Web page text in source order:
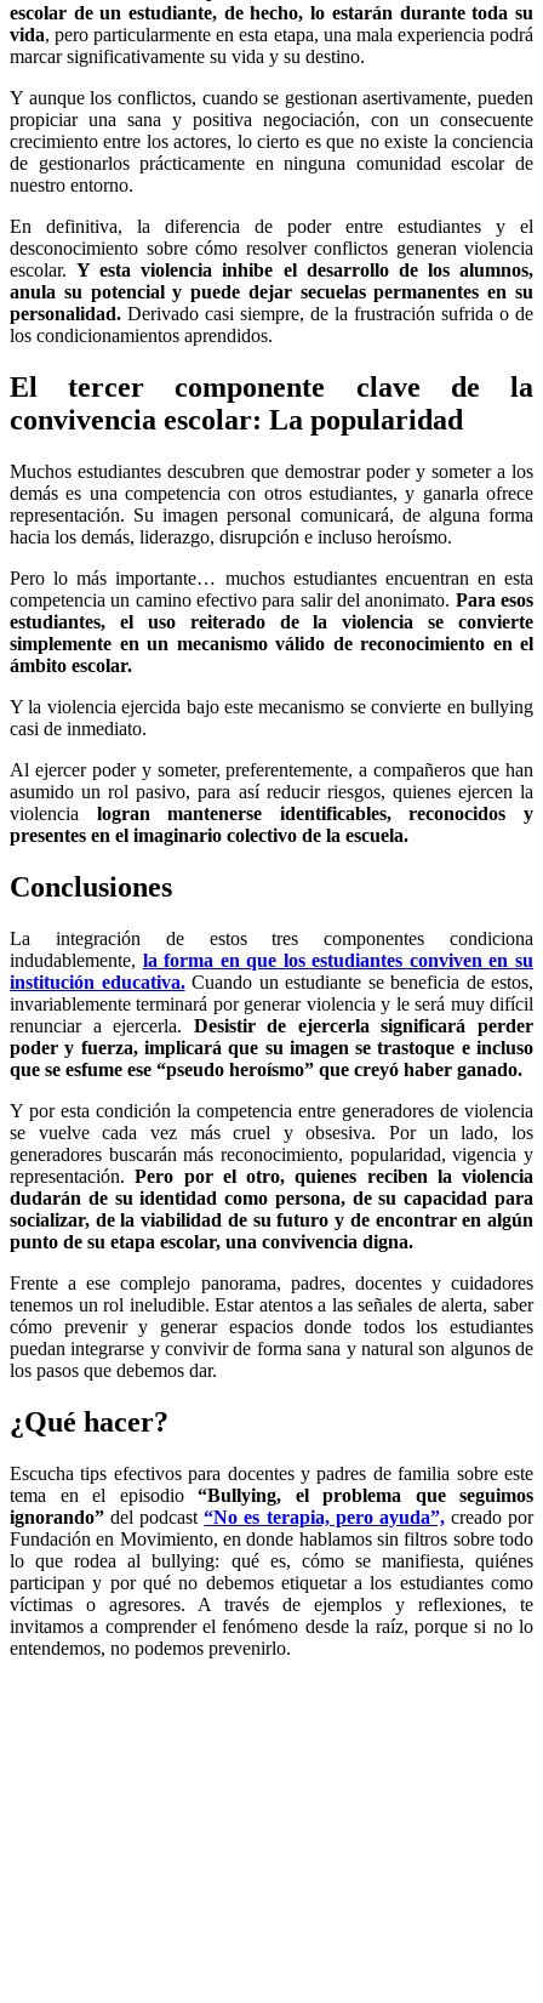
escolar de un estudiante, de hecho, lo estarán durante toda su
vida, pero particularmente en esta etapa, una mala experiencia podrá
marcar significativamente su vida y su destino.
Y aunque los conflictos, cuando se gestionan asertivamente, pueden
propiciar una sana y positiva negociación, con un consecuente
crecimiento entre los actores, lo cierto es que no existe la conciencia
de gestionarlos prácticamente en ninguna comunidad escolar de
nuestro entorno.
En definitiva, la diferencia de poder entre estudiantes y el
desconocimiento sobre cómo resolver conflictos generan violencia
escolar.Y esta violencia inhibe el desarrollo de los alumnos,
anula su potencial y puede dejar secuelas permanentes en su
personalidad. Derivado casi siempre, de la frustración sufrida o de
los condicionamientos aprendidos.
El tercer componente clave de la
convivencia escolar: La popularidad
Muchos estudiantes descubren que demostrar poder y someter a los
demás es una competencia con otros estudiantes, y ganarla ofrece
representación. Su imagen personal comunicará, de alguna forma
hacia los demás, liderazgo, disrupción e incluso heroísmo.
Pero lo más importante… muchos estudiantes encuentran en esta
competencia un camino efectivo para salir del anonimato. Para esos
estudiantes, el uso reiterado de la violencia se convierte
simplemente en un mecanismo válido de reconocimiento en el
ámbito escolar.
Y la violencia ejercida bajo este mecanismo se convierte en bullying
casi de inmediato.
Al ejercer poder y someter, preferentemente, a compañeros que han
asumido un rol pasivo, para así reducir riesgos, quienes ejercen la
violencia logran mantenerse identificables, reconocidos y
presentes en el imaginario colectivo de la escuela.
Conclusiones
La integración de estos tres componentes condiciona
indudablemente, la forma en que los estudiantes conviven en su
institución educativa.Cuando un estudiante se beneficia de estos,
invariablemente terminará por generar violencia y le será muy difícil
renunciar a ejercerla. Desistir de ejercerla significará perder
poder y fuerza, implicará que su imagen se trastoque e incluso
que se esfume ese “pseudo heroísmo” que creyó haber ganado.
Y por esta condición la competencia entre generadores de violencia
se vuelve cada vez más cruel y obsesiva. Por un lado, los
generadores buscarán más reconocimiento, popularidad, vigencia y
representación.Pero por el otro, quienes reciben la violencia
dudarán de su identidad como persona, de su capacidad para
socializar, de la viabilidad de su futuro y de encontrar en algún
punto de su etapa escolar, una convivencia digna.
Frente a ese complejo panorama, padres, docentes y cuidadores
tenemos un rol ineludible. Estar atentos a las señales de alerta, saber
cómo prevenir y generar espacios donde todos los estudiantes
puedan integrarse y convivir de forma sana y natural son algunos de
los pasos que debemos dar.
¿Qué hacer?
Escucha tips efectivos para docentes y padres de familia sobre este
tema en el episodio “Bullying, el problema que seguimos
ignorando” del podcast“No es terapia, pero ayuda”,creado por
Fundación en Movimiento, en donde hablamos sin filtros sobre todo
lo que rodea al bullying: qué es, cómo se manifiesta, quiénes
participan y por qué no debemos etiquetar a los estudiantes como
víctimas o agresores. A través de ejemplos y reflexiones, te
invitamos a comprender el fenómeno desde la raíz, porque si no lo
entendemos, no podemos prevenirlo.